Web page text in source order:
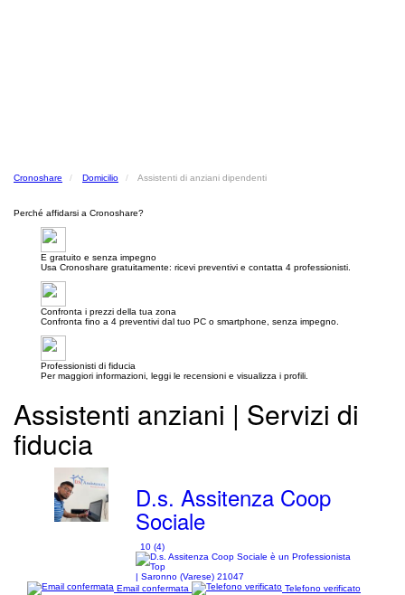
Cronoshare Domicilio Assistenti di anziani dipendenti
Perché affidarsi a Cronoshare?
E gratuito e senza impegno
Usa Cronoshare gratuitamente: ricevi preventivi e contatta 4 professionisti.
Confronta i prezzi della tua zona
Confronta fino a 4 preventivi dal tuo PC o smartphone, senza impegno.
Professionisti di fiducia
Per maggiori informazioni, leggi le recensioni e visualizza i profili.
Assistenti anziani | Servizi di
fiducia
D.s. Assitenza Coop
Sociale
10 (4)
| Saronno (Varese) 21047
Email confermata
Telefono verificato